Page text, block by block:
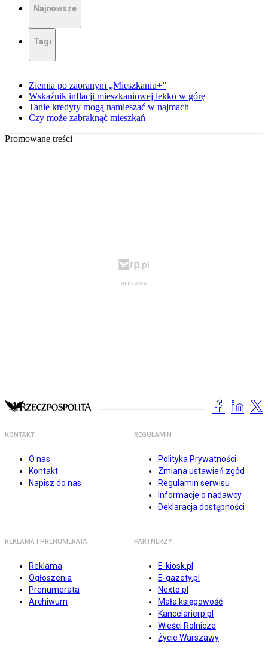
Najnowsze
Tagi
Ziemia po zaoranym „Mieszkaniu+”
Wskaźnik inflacji mieszkaniowej lekko w górę
Tanie kredyty mogą namieszać w najmach
Czy może zabraknąć mieszkań
Promowane treści
KONTAKT
O nas
Kontakt
Napisz do nas
REGULAMIN
Polityka Prywatności
Zmiana ustawień zgód
Regulamin serwisu
Informacje o nadawcy
Deklaracja dostępności
REKLAMA I PRENUMERATA
Reklama
Ogłoszenia
Prenumerata
Archiwum
PARTNERZY
E-kiosk.pl
E-gazety.pl
Nexto.pl
Mała księgowość
Kancelarierp.pl
Wieści Rolnicze
Życie Warszawy